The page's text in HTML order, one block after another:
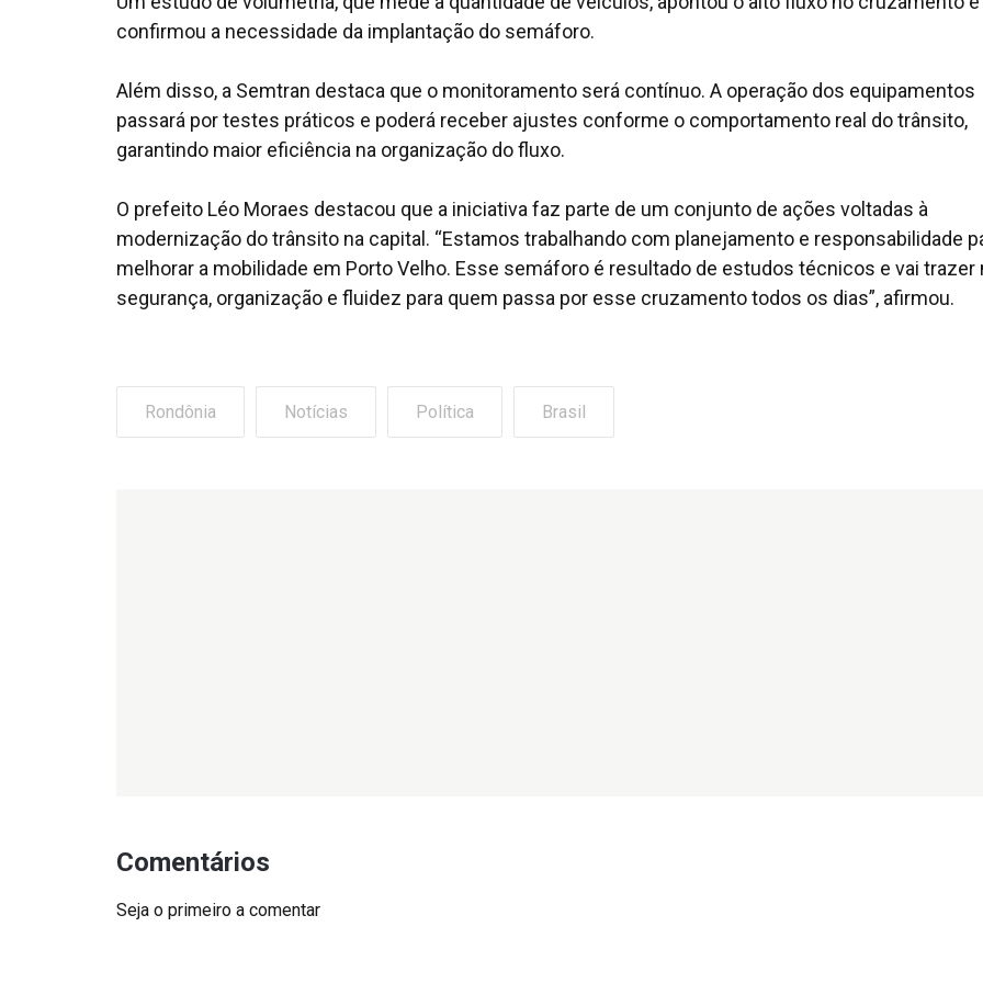
confirmou a necessidade da implantação do semáforo.
Além disso, a Semtran destaca que o monitoramento será contínuo. A operação dos equipamentos
passará por testes práticos e poderá receber ajustes conforme o comportamento real do trânsito,
garantindo maior eficiência na organização do fluxo.
O prefeito Léo Moraes destacou que a iniciativa faz parte de um conjunto de ações voltadas à
modernização do trânsito na capital. “Estamos trabalhando com planejamento e responsabilidade
melhorar a mobilidade em Porto Velho. Esse semáforo é resultado de estudos técnicos e vai trazer
segurança, organização e fluidez para quem passa por esse cruzamento todos os dias”, afirmou.
Rondônia Notícias Política Brasil
Comentários
Seja o primeiro a comentar